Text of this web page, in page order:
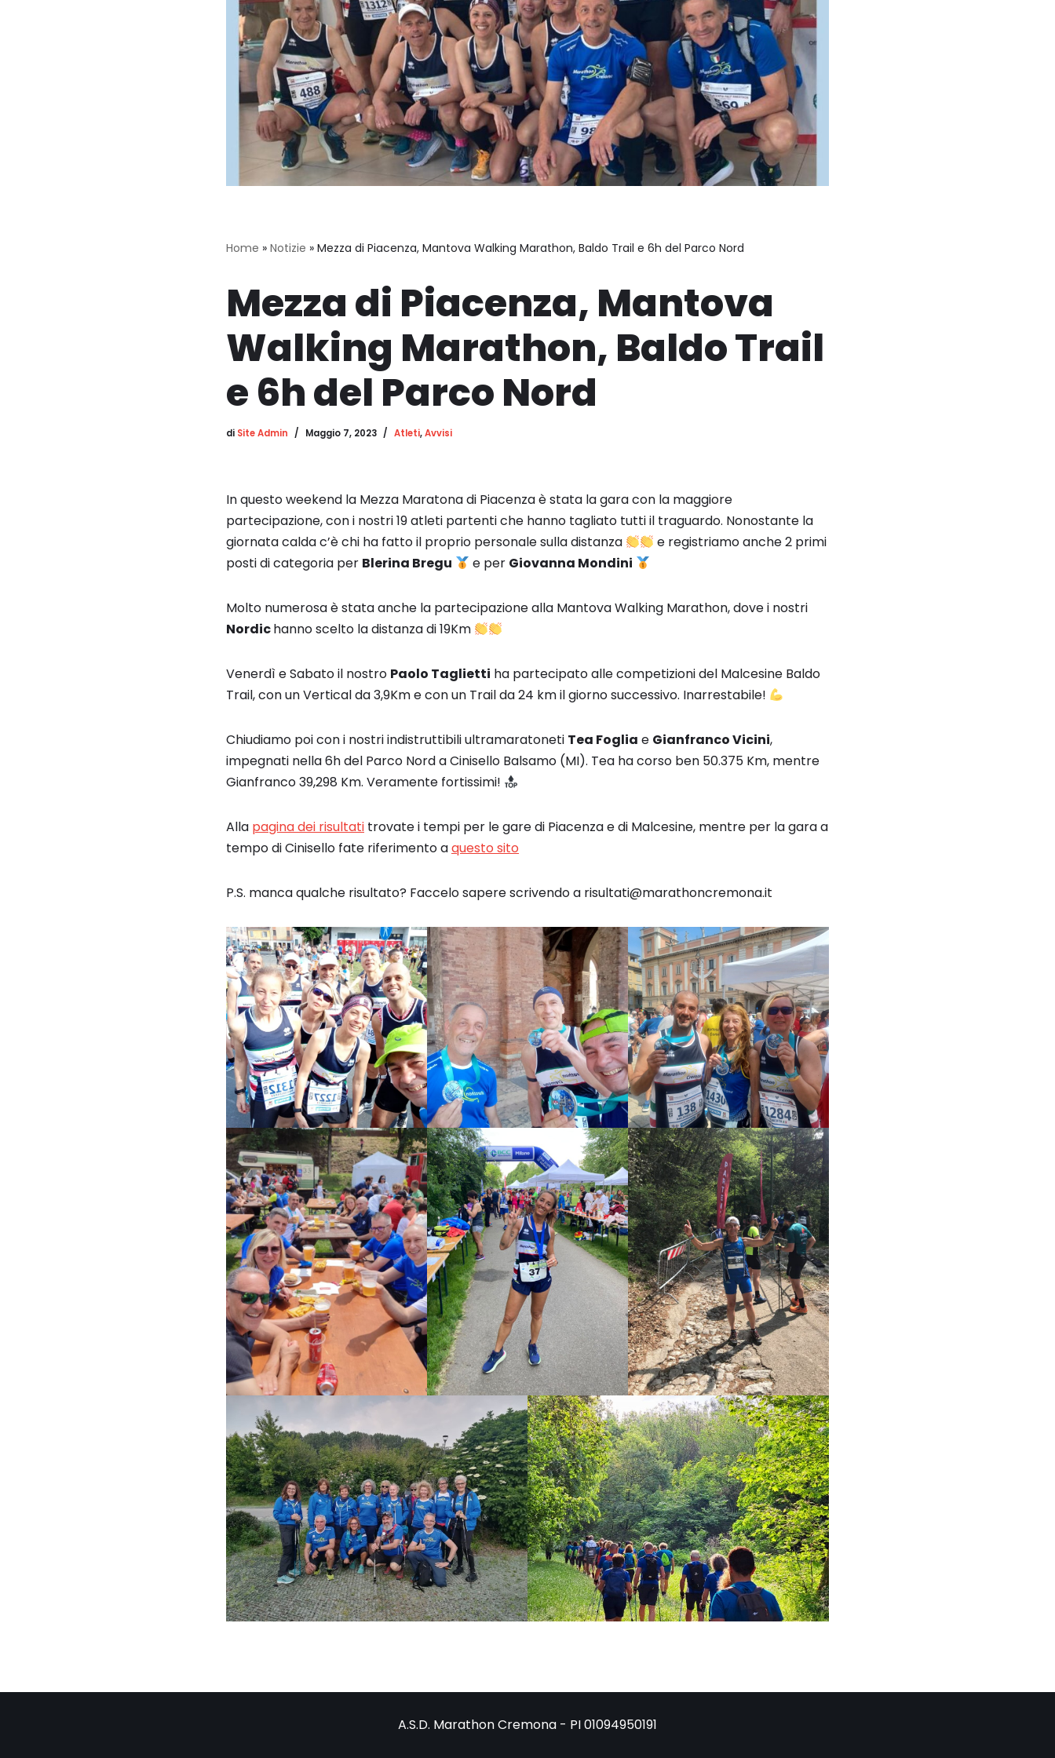
Home » Notizie » Mezza di Piacenza, Mantova Walking Marathon, Baldo Trail e 6h del Parco Nord
Mezza di Piacenza, Mantova
Walking Marathon, Baldo Trail
e 6h del Parco Nord
di Site Admin Maggio 7, 2023 Atleti,Avvisi
In questo weekend la Mezza Maratona di Piacenza è stata la gara con la maggiore
partecipazione, con i nostri 19 atleti partenti che hanno tagliato tutti il traguardo. Nonostante la
giornata calda c’è chi ha fatto il proprio personale sulla distanza
e registriamo anche 2 primi
posti di categoria per Blerina Bregu e per Giovanna Mondini
Molto numerosa è stata anche la partecipazione alla Mantova Walking Marathon, dove i nostri
Nordichanno scelto la distanza di 19Km
Venerdì e Sabato il nostro Paolo Taglietti ha partecipato alle competizioni del Malcesine Baldo
Trail, con un Vertical da 3,9Km e con un Trail da 24 km il giorno successivo. Inarrestabile!
Chiudiamo poi con i nostri indistruttibili ultramaratoneti Tea Foglia e Gianfranco Vicini,
impegnati nella 6h del Parco Nord a Cinisello Balsamo (MI). Tea ha corso ben 50.375 Km, mentre
Gianfranco 39,298 Km. Veramente fortissimi!
Alla pagina dei risultati trovate i tempi per le gare di Piacenza e di Malcesine, mentre per la gara a
tempo di Cinisello fate riferimento aquesto sito
P.S. manca qualche risultato? Faccelo sapere scrivendo a risultati@marathoncremona.it
A.S.D. Marathon Cremona - PI 01094950191